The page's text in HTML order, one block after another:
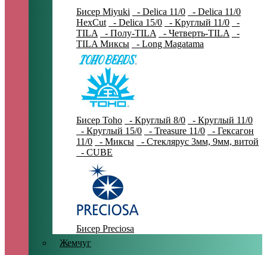
Бисер Miyuki - Delica 11/0
- Delica 11/0
HexCut
- Delica 15/0 - Круглый 11/0
-
TILA
- Полу-TILA - Четверть-TILA
-
TILA Миксы
- Long Magatama
Бисер Toho - Круглый 8/0
- Круглый 11/0
- Круглый 15/0
- Treasure 11/0
- Гексагон
11/0
- Миксы
- Стеклярус 3мм, 9мм, витой
- CUBE
Бисер Preciosa
Жемчуг